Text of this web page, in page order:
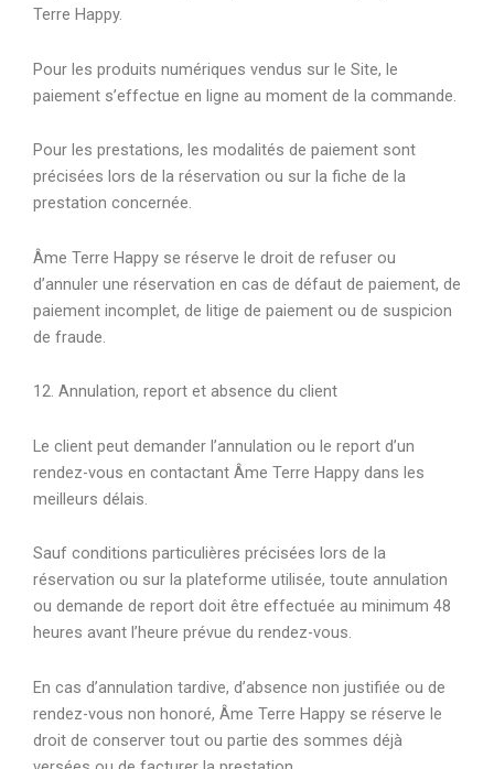
Terre Happy.
Pour les produits numériques vendus sur le Site, le
paiement s’effectue en ligne au moment de la commande.
Pour les prestations, les modalités de paiement sont
précisées lors de la réservation ou sur la fiche de la
prestation concernée.
Âme Terre Happy se réserve le droit de refuser ou
d’annuler une réservation en cas de défaut de paiement, de
paiement incomplet, de litige de paiement ou de suspicion
de fraude.
12. Annulation, report et absence du client
Le client peut demander l’annulation ou le report d’un
rendez-vous en contactant Âme Terre Happy dans les
meilleurs délais.
Sauf conditions particulières précisées lors de la
réservation ou sur la plateforme utilisée, toute annulation
ou demande de report doit être effectuée au minimum 48
heures avant l’heure prévue du rendez-vous.
En cas d’annulation tardive, d’absence non justifiée ou de
rendez-vous non honoré, Âme Terre Happy se réserve le
droit de conserver tout ou partie des sommes déjà